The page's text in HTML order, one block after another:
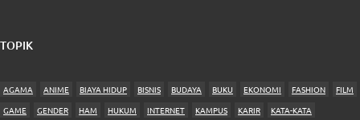
TOPIK
AGAMA ANIME BIAYA HIDUP BISNIS BUDAYA BUKU EKONOMI FASHION
FILM
GAME
GENDER HAM HUKUM INTERNET KAMPUS KARIR
KATA-KATA